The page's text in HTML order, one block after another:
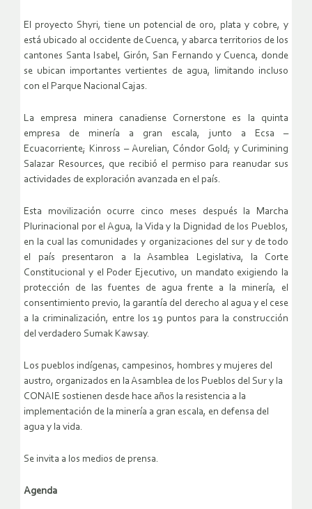
El proyecto Shyri, tiene un potencial de oro, plata y cobre, y
está ubicado al occidente de Cuenca, y abarca territorios de los
cantones Santa Isabel, Girón, San Fernando y Cuenca, donde
se ubican importantes vertientes de agua, limitando incluso
con el Parque Nacional Cajas.
La empresa minera canadiense Cornerstone es la quinta
empresa de minería a gran escala, junto a Ecsa –
Ecuacorriente; Kinross – Aurelian, Cóndor Gold; y Curimining
Salazar Resources, que recibió el permiso para reanudar sus
actividades de exploración avanzada en el país.
Esta movilización ocurre cinco meses después la Marcha
Plurinacional por el Agua, la Vida y la Dignidad de los Pueblos,
en la cual las comunidades y organizaciones del sur y de todo
el país presentaron a la Asamblea Legislativa, la Corte
Constitucional y el Poder Ejecutivo, un mandato exigiendo la
protección de las fuentes de agua frente a la minería, el
consentimiento previo, la garantía del derecho al agua y el cese
a la criminalización, entre los 19 puntos para la construcción
del verdadero Sumak Kawsay.
Los pueblos indígenas, campesinos, hombres y mujeres del
austro, organizados en la Asamblea de los Pueblos del Sur y la
CONAIE sostienen desde hace años la resistencia a la
implementación de la minería a gran escala, en defensa del
agua y la vida.
Se invita a los medios de prensa.
Agenda